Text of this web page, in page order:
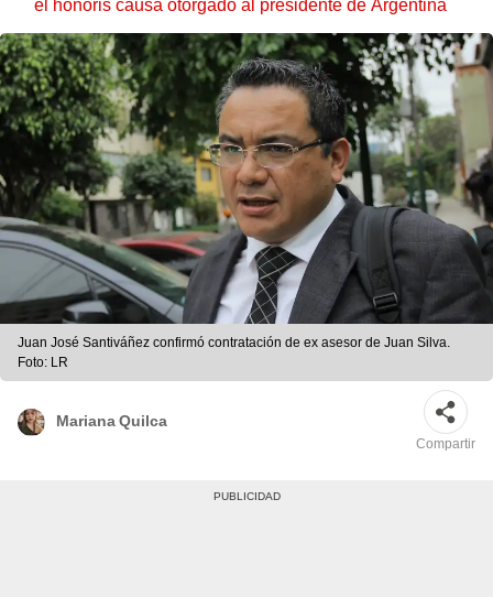
el honoris causa otorgado al presidente de Argentina
Juan José Santiváñez confirmó contratación de ex asesor de Juan Silva.
Foto: LR
Mariana Quilca
Compartir